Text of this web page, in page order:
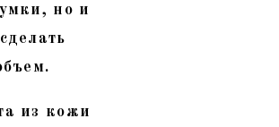
но и
из кожи